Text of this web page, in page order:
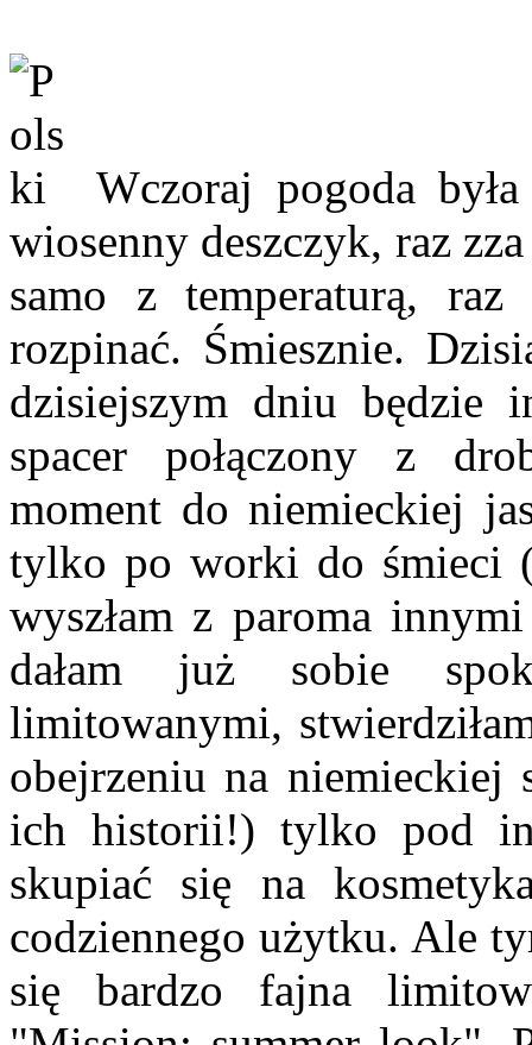
Wczoraj pogoda
wiosenny deszczyk, raz
samo z temperaturą,
rozpinać. Śmiesznie.
dzisiejszym dniu będzie
spacer połączony z
moment do niemieckiej
tylko po worki do śmieci
wyszłam z paroma
dałam już sobie
limitowanymi,
obejrzeniu na niemieckiej
ich historii!) tylko pod
skupiać się na
codziennego użytku. Ale
się bardzo fajna